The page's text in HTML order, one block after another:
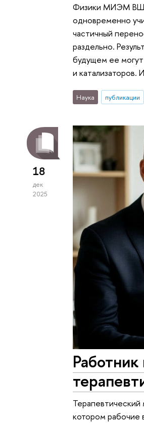
Физики МИЭМ
одновременно
частичный
раздельно.
будущем ее могут
и катализаторов.
Наука публикации
18
дек
2025
котором рабочие